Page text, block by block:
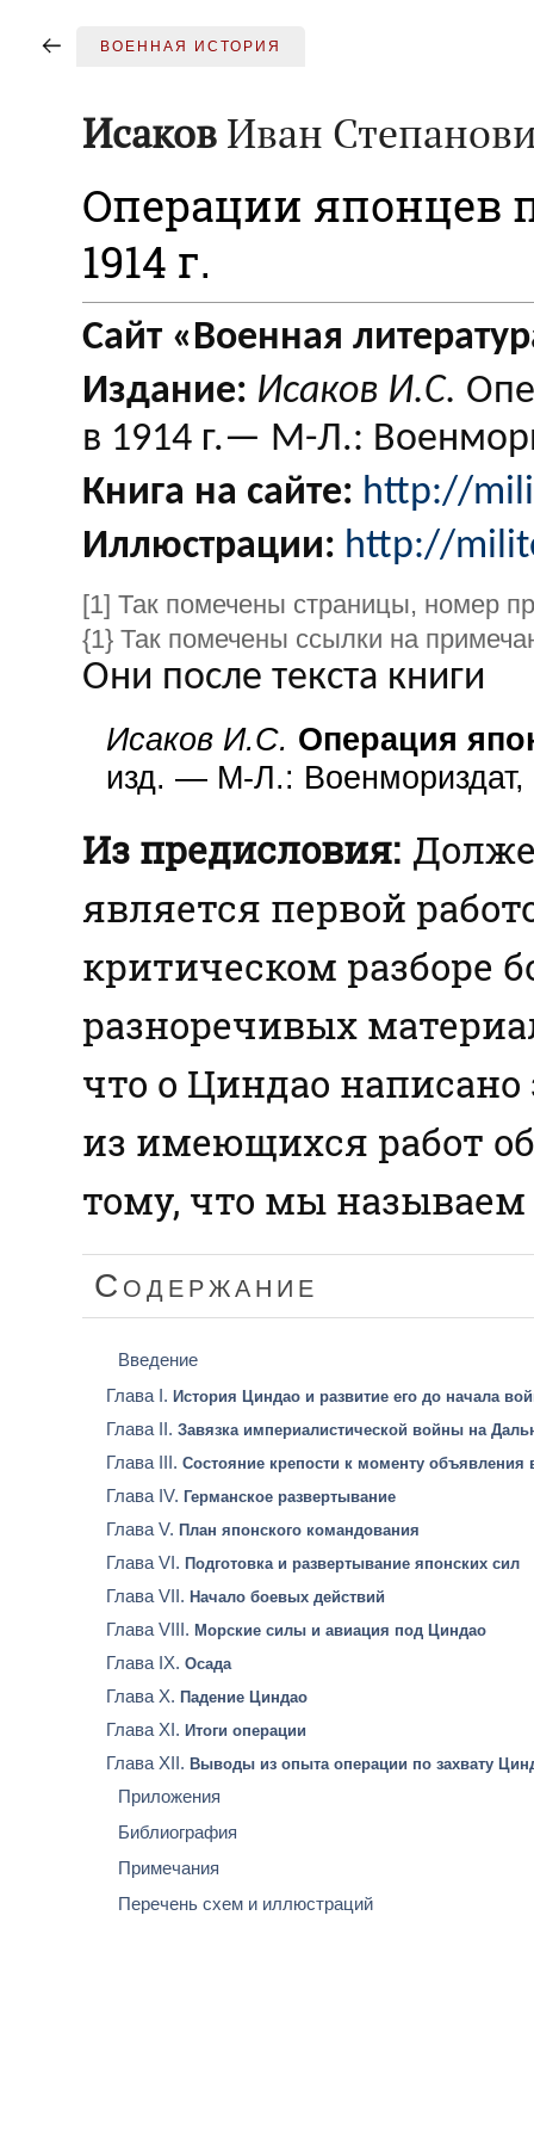
ВОЕННАЯ ИСТОРИЯ
ИсаковИван
Операции японцев
1914 г.
Сайт «Военная
Издание: Исаков И.С.
в 1914 г.— М-Л.:
Книга на сайте: http://
Иллюстрации: http://
[1] Так помечены страницы, номер
{1} Так помечены ссылки на
Они после текста книги
Исаков И.С. Операция
изд. — М-Л.: Военмориздат,
Из предисловия:
является первой
критическом разборе
разноречивых
что о Циндао
из имеющихся работ
тому, что мы
Содержание
Введение
Глава I. История Циндао и развитие его до начала
Глава II. Завязка империалистической войны на
Глава III. Состояние крепости к моменту объявления
Глава IV. Германское развертывание
Глава V. План японского командования
Глава VI. Подготовка и развертывание японских сил
Глава VII. Начало боевых действий
Глава VIII. Морские силы и авиация под Циндао
Глава IX. Осада
Глава X. Падение Циндао
Глава XI. Итоги операции
Глава XII. Выводы из опыта операции по захвату
Приложения
Библиография
Примечания
Перечень схем и иллюстраций